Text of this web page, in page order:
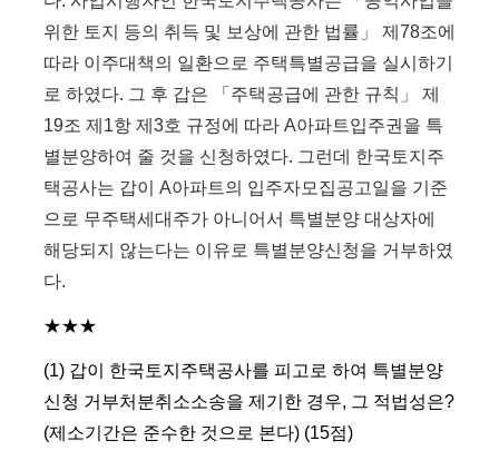
위한 토지 등의 취득 및 보상에 관한 법률」 제78조에
따라 이주대책의 일환으로 주택특별공급을 실시하기
로 하였다. 그 후 갑은 「주택공급에 관한 규칙」 제
19조 제1항 제3호 규정에 따라 A아파트입주권을 특
별분양하여 줄 것을 신청하였다. 그런데 한국토지주
택공사는 갑이 A아파트의 입주자모집공고일을 기준
으로 무주택세대주가 아니어서 특별분양 대상자에
해당되지 않는다는 이유로 특별분양신청을 거부하였
다.
★★★
(1) 갑이 한국토지주택공사를 피고로 하여 특별분양
신청 거부처분취소소송을 제기한 경우, 그 적법성은?
(제소기간은 준수한 것으로 본다) (15점)